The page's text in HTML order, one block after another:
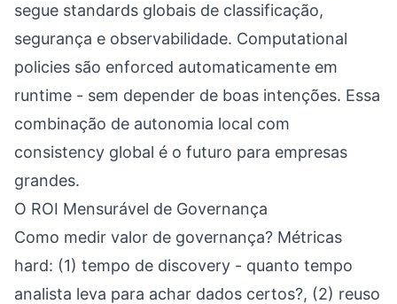
segue standards globais de classificação,
segurança e observabilidade. Computational
policies são enforced automaticamente em
runtime - sem depender de boas intenções. Essa
combinação de autonomia local com
consistency global é o futuro para empresas
grandes.
O ROI Mensurável de Governança
Como medir valor de governança? Métricas
hard: (1) tempo de discovery - quanto tempo
analista leva para achar dados certos?, (2) reuso